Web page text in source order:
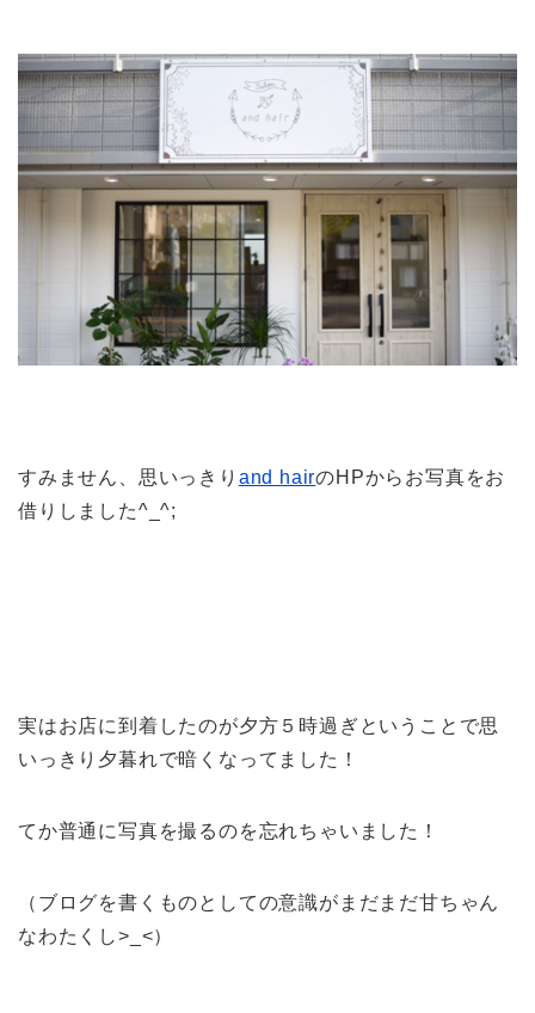
すみません、思いっきり and hairのHPからお写真をお
借りしました^_^;
実はお店に到着したのが夕方５時過ぎということで思
いっきり夕暮れで暗くなってました！
てか普通に写真を撮るのを忘れちゃいました！
（ブログを書くものとしての意識がまだまだ甘ちゃん
なわたくし>_<）